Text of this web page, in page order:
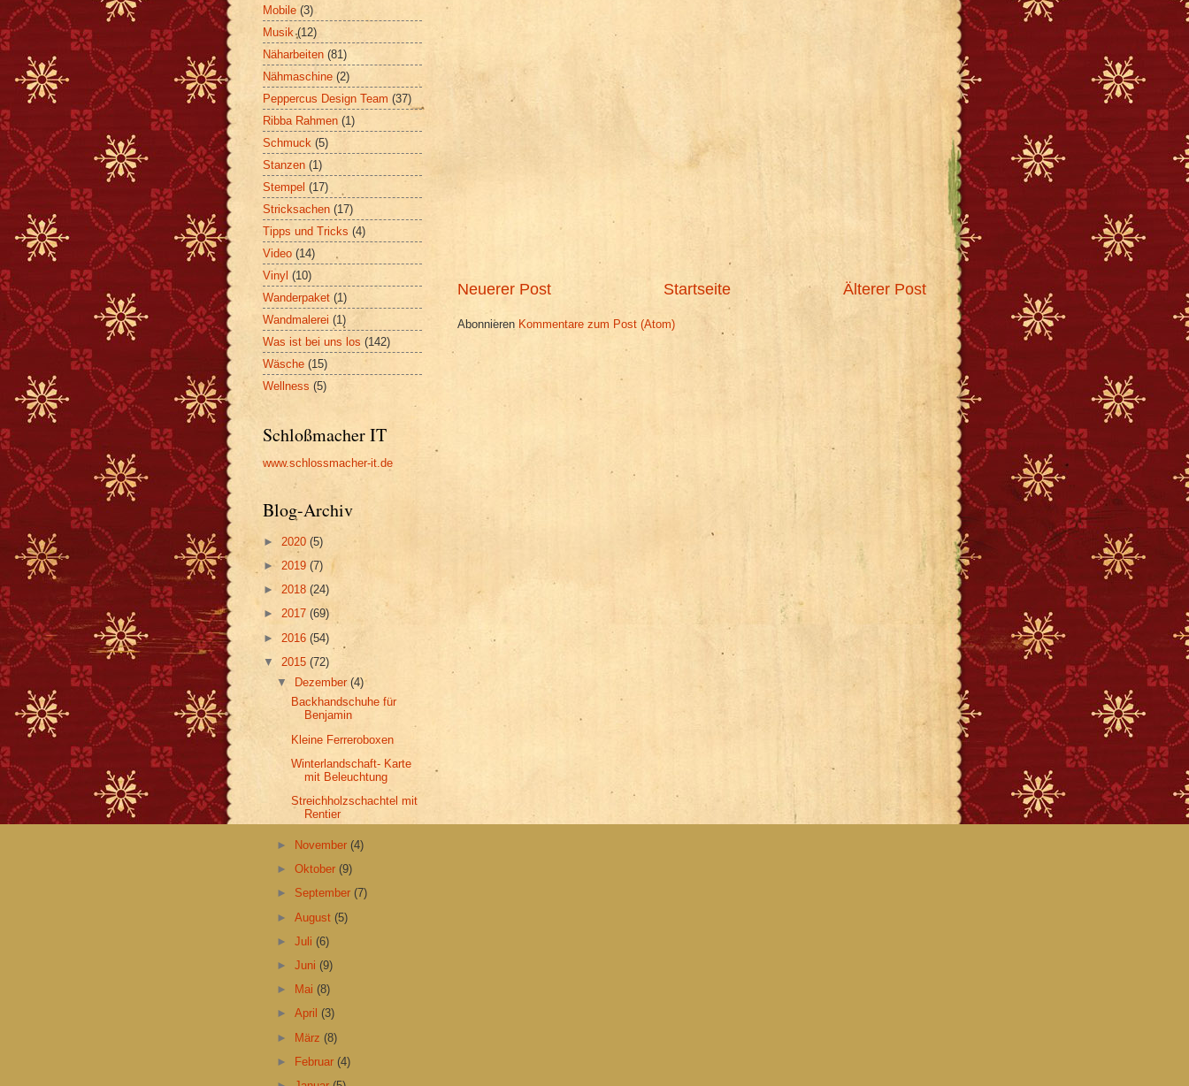
Neuerer Post Älterer Post
Startseite
Abonnieren Kommentare zum Post (Atom)
Mobile (3)
Musik (12)
Näharbeiten (81)
Nähmaschine (2)
Peppercus Design Team (37)
Ribba Rahmen (1)
Schmuck (5)
Stanzen (1)
Stempel (17)
Stricksachen (17)
Tipps und Tricks (4)
Video (14)
Vinyl (10)
Wanderpaket (1)
Wandmalerei (1)
Was ist bei uns los (142)
Wäsche (15)
Wellness (5)
Schloßmacher IT
www.schlossmacher-it.de
Blog-Archiv
► 2020 (5)
► 2019 (7)
► 2018 (24)
► 2017 (69)
► 2016 (54)
▼ 2015 (72)
▼ Dezember(4)
Backhandschuhe für
Benjamin
Kleine Ferreroboxen
Winterlandschaft- Karte
mit Beleuchtung
Streichholzschachtel mit
Rentier
► November(4)
►Oktober(9)
► September(7)
►August(5)
►Juli(6)
►Juni(9)
►
Mai(8)
►April(3)
► März(8)
►
Februar(4)